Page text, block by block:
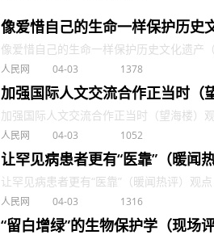
像爱惜自己的生命一样保护历史
像爱惜自己的生命一样保护历史文化遗产
人民网 04-03 1378
加强国际人文交流合作正当时（
加强国际人文交流合作正当时（望海楼）
人民网 04-03 1052
让罕见病患者更有“医靠”（暖闻
让罕见病患者更有“医靠”（暖闻热评）观
人民网 04-03 1316
“留白增绿”的生物保护学（现场